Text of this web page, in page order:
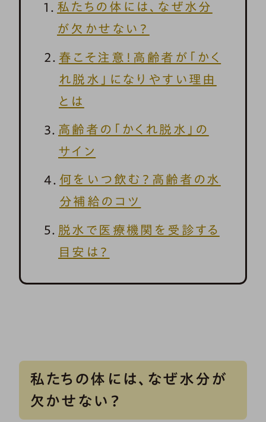
私たちの体には、なぜ水分
が欠かせない？
春こそ注意！高齢者が「かく
れ脱水」になりやすい理由
とは
高齢者の「かくれ脱水」の
サイン
何をいつ飲む？高齢者の水
分補給のコツ
脱水で医療機関を受診する
目安は？
私たちの体には、なぜ水分が
欠かせない？